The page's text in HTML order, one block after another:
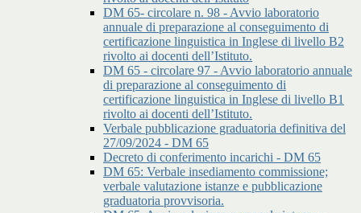
DM 65- circolare n. 98 - Avvio laboratorio
annuale di preparazione al conseguimento di
certificazione linguistica in Inglese di livello B2
rivolto ai docenti dell’Istituto.
DM 65 - circolare 97 - Avvio laboratorio annuale
di preparazione al conseguimento di
certificazione linguistica in Inglese di livello B1
rivolto ai docenti dell’Istituto.
Verbale pubblicazione graduatoria definitiva del
27/09/2024 - DM 65
Decreto di conferimento incarichi - DM 65
DM 65: Verbale insediamento commissione;
verbale valutazione istanze e pubblicazione
graduatoria provvisoria.